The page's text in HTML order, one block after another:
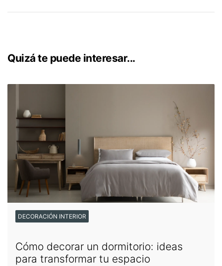
respaldos y veladores de Rosen
y encontrar el que mejor se adapte a tu dormitorio.
Quizá te puede interesar...
DECORACIÓN INTERIOR
Cómo decorar un dormitorio: ideas
para transformar tu espacio